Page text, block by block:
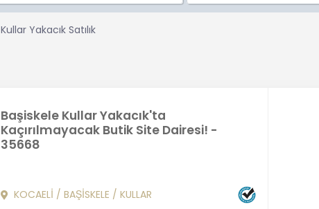
Kullar Yakacık Satılık
Başiskele Kullar Yakacık'ta
Kaçırılmayacak Butik Site Dairesi! -
35668
KOCAELİ / BAŞİSKELE / KULLAR